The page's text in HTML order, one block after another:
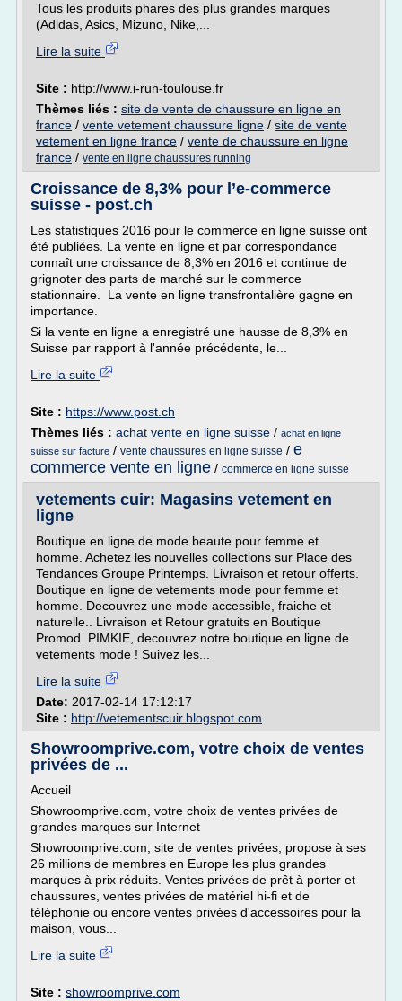
Tous les produits phares des plus grandes marques
(Adidas, Asics, Mizuno, Nike,...
Lire la suite
Site : http://www.i-run-toulouse.fr
Thèmes liés : site de vente de chaussure en ligne en
france / vente vetement chaussure ligne / site de vente
vetement en ligne france / vente de chaussure en ligne
france / vente en ligne chaussures running
Croissance de 8,3% pour l’e-commerce
suisse - post.ch
Les statistiques 2016 pour le commerce en ligne suisse ont
été publiées. La vente en ligne et par correspondance
connaît une croissance de 8,3% en 2016 et continue de
grignoter des parts de marché sur le commerce
stationnaire. La vente en ligne transfrontalière gagne en
importance.
Si la vente en ligne a enregistré une hausse de 8,3% en
Suisse par rapport à l'année précédente, le...
Lire la suite
Site : https://www.post.ch
Thèmes liés : achat vente en ligne suisse / achat en ligne
suisse sur facture / vente chaussures en ligne suisse / e
commerce vente en ligne / commerce en ligne suisse
vetements cuir: Magasins vetement en
ligne
Boutique en ligne de mode beaute pour femme et
homme. Achetez les nouvelles collections sur Place des
Tendances Groupe Printemps. Livraison et retour offerts.
Boutique en ligne de vetements mode pour femme et
homme. Decouvrez une mode accessible, fraiche et
naturelle.. Livraison et Retour gratuits en Boutique
Promod. PIMKIE, decouvrez notre boutique en ligne de
vetements mode ! Suivez les...
Lire la suite
Date: 2017-02-14 17:12:17
Site : http://vetementscuir.blogspot.com
Showroomprive.com, votre choix de ventes
privées de ...
Accueil
Showroomprive.com, votre choix de ventes privées de
grandes marques sur Internet
Showroomprive.com, site de ventes privées, propose à ses
26 millions de membres en Europe les plus grandes
marques à prix réduits. Ventes privées de prêt à porter et
chaussures, ventes privées de matériel hi-fi et de
téléphonie ou encore ventes privées d'accessoires pour la
maison, vous...
Lire la suite
Site : showroomprive.com